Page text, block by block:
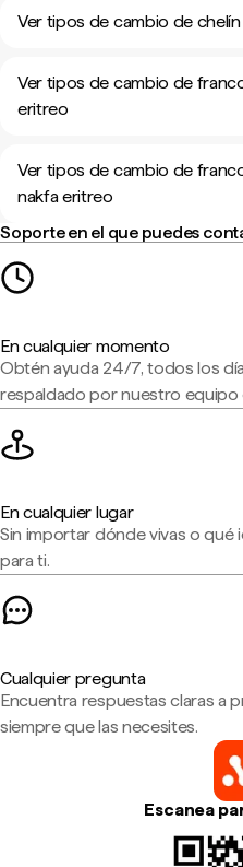
Ver tipos de cambio de
Ver tipos de cambio de
eritreo
Ver tipos de cambio de
nakfa eritreo
Soporte en el que puedes
En cualquier momento
Obtén ayuda 24/7, todos los
respaldado por nuestro
En cualquier lugar
Sin importar dónde vivas o qué
para ti.
Cualquier pregunta
Encuentra respuestas claras a
siempre que las necesites.
Escanea